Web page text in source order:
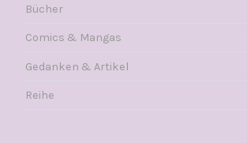
Bücher
Comics & Mangas
Gedanken & Artikel
Reihe